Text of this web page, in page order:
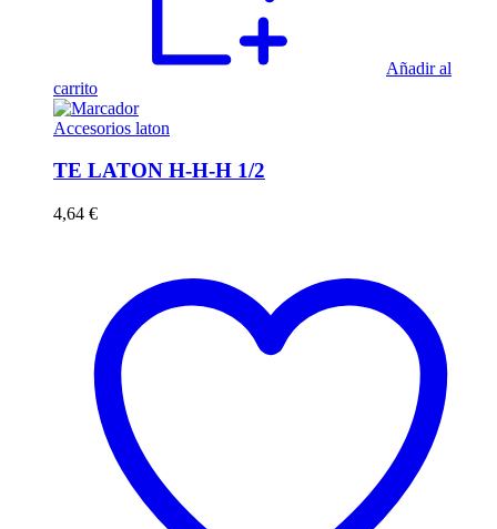
Añadir al
carrito
Accesorios laton
TE LATON H-H-H 1/2
4,64 €